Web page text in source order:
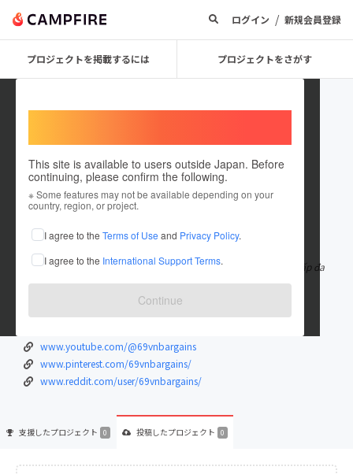
ログイン / 新規会員登録
プロジェクトを掲載するには プロジェクトをさがす
This site is available to users outside Japan. Before
continuing, please confirm the following.
※ Some features may not be available depending on your
country, region, or project.
I agree to the Terms of Use and Privacy Policy.
I agree to the International Support Terms.
Continue
a69vnbargains
在住国：日本
出身国：日本
69vn là một trong những nhà cái hàng đầu tại Việt Nam, cung cấp đa
dạng các trò chơi cá cư もっと見る
www.youtube.com/@69vnbargains
www.pinterest.com/69vnbargains/
www.reddit.com/user/69vnbargains/
支援したプロジェクト 0 投稿したプロジェクト 0